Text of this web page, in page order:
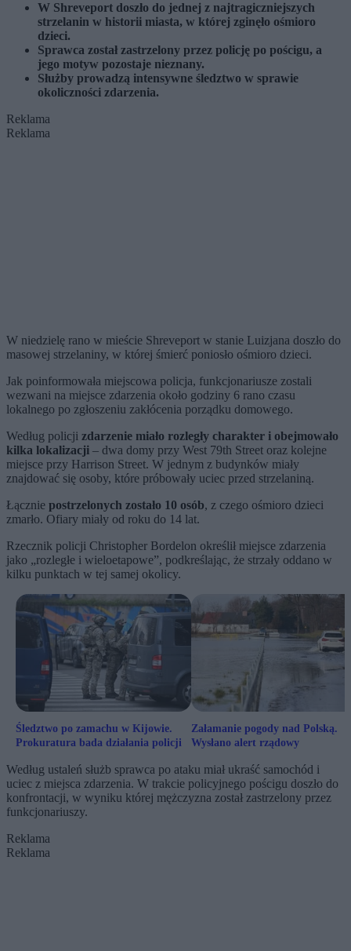
W Shreveport doszło do jednej z najtragiczniejszych
strzelanin w historii miasta, w której zginęło ośmioro
dzieci.
Sprawca został zastrzelony przez policję po pościgu, a
jego motyw pozostaje nieznany.
Służby prowadzą intensywne śledztwo w sprawie
okoliczności zdarzenia.
Reklama
Reklama
W niedzielę rano w mieście Shreveport w stanie Luizjana doszło do
masowej strzelaniny, w której śmierć poniosło ośmioro dzieci.
Jak poinformowała miejscowa policja, funkcjonariusze zostali
wezwani na miejsce zdarzenia około godziny 6 rano czasu
lokalnego po zgłoszeniu zakłócenia porządku domowego.
Według policji zdarzenie miało rozległy charakter i obejmowało
kilka lokalizacji – dwa domy przy West 79th Street oraz kolejne
miejsce przy Harrison Street. W jednym z budynków miały
znajdować się osoby, które próbowały uciec przed strzelaniną.
Łącznie postrzelonych zostało 10 osób, z czego ośmioro dzieci
zmarło. Ofiary miały od roku do 14 lat.
Rzecznik policji Christopher Bordelon określił miejsce zdarzenia
jako „rozległe i wieloetapowe”, podkreślając, że strzały oddano w
kilku punktach w tej samej okolicy.
Śledztwo po zamachu w Kijowie.
Prokuratura bada działania policji
Załamanie pogody nad Polską.
Wysłano alert rządowy
Według ustaleń służb sprawca po ataku miał ukraść samochód i
uciec z miejsca zdarzenia. W trakcie policyjnego pościgu doszło do
konfrontacji, w wyniku której mężczyzna został zastrzelony przez
funkcjonariuszy.
Reklama
Reklama